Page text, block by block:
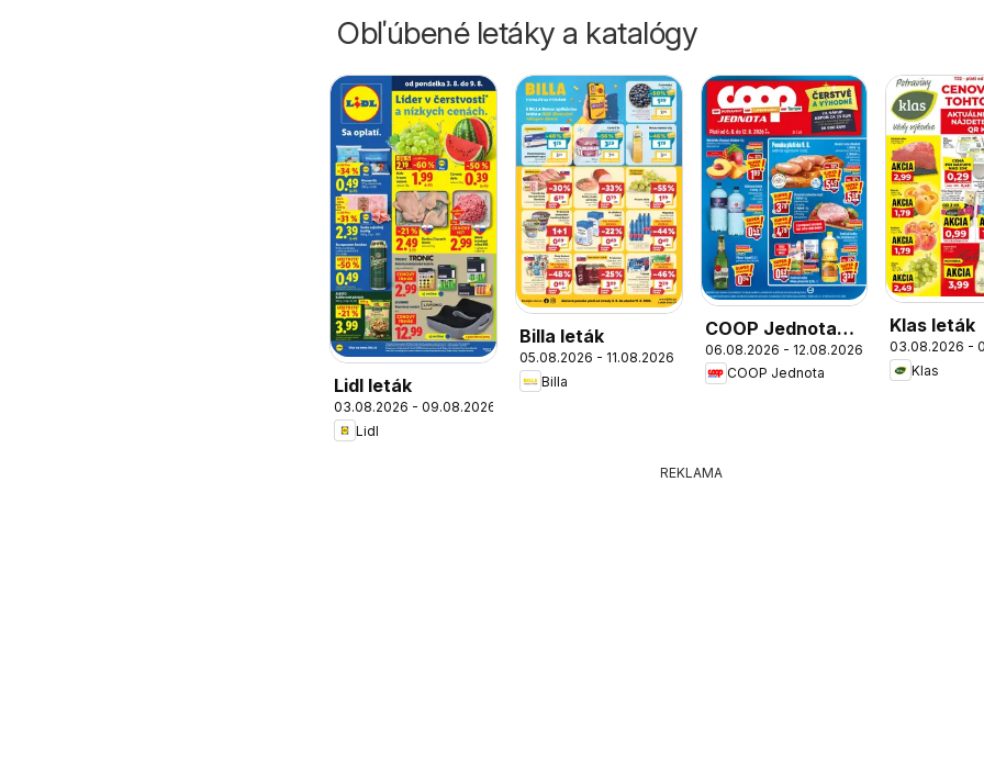
Obľúbené letáky a katalógy
Lidl leták
03.08.2026 - 09.08.2026
Lidl
Billa leták
05.08.2026 - 11.08.2026
Billa
COOP Jednota
leták
06.08.2026 - 12.08.2026
COOP Jednota
Klas leták
03.08.2026 -
Klas
REKLAMA